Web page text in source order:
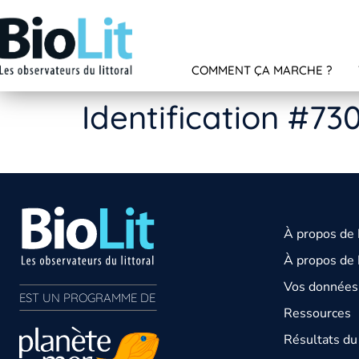
COMMENT ÇA MARCHE ?
Identification
EST UN PROGRAMME DE
À propos de
À propos de
Vos
Ressources
Résultats